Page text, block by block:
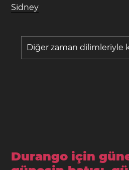
Sidney
Diğer zaman dilimleriyle
Durango için